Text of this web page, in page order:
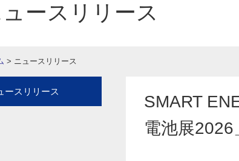
ニュースリリース
ースリリース
ースリリース
SMART
電池展